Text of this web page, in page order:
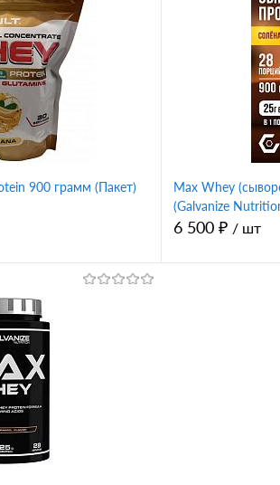
Сравнение
клубника
Купить в 1
В избранное
900 грамм (Пакет)
Max Whey
(Galvanize
6 500 ₽ / шт